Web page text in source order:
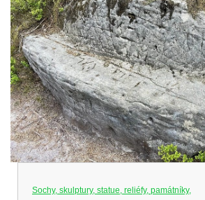
Sochy, skulptury, statue, reliéfy, památníky,